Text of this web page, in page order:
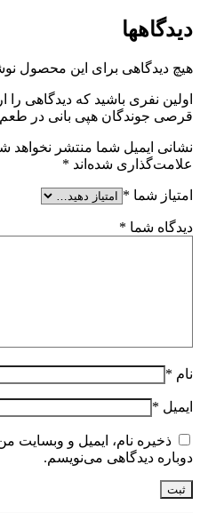
دیدگاهها
هیچ دیدگاهی برای این محصول
اولین نفری باشید که دیدگاهی
قرصی جوندگان هپی بانی در
نشانی ایمیل شما منتشر نخواهد
علامت‌گذاری شده‌اند *
امتیاز شما *
دیدگاه شما *
نام *
ایمیل *
ذخیره نام، ایمیل و وبسایت
دوباره دیدگاهی می‌نویسم.